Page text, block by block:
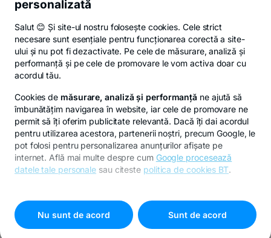
Privacy HubPolitica de confidențialitatePolitica de cookies
© Copyright 2026 Banca Transilvania. Toate drepturile
rezervate.
personalizată
Salut 😊 Și site-ul nostru folosește cookies. Cele strict
necesare sunt esențiale pentru funcționarea corectă a site-
ului și nu pot fi dezactivate. Pe cele de măsurare, analiză și
performanță și pe cele de promovare le vom activa doar cu
acordul tău.
Cookies de măsurare, analiză și performanță ne ajută să
îmbunătățim navigarea în website, iar cele de promovare ne
permit să îți oferim publicitate relevantă. Dacă îți dai acordul
pentru utilizarea acestora, partenerii noștri, precum Google, le
pot folosi pentru personalizarea anunțurilor afișate pe
internet. Află mai multe despre cum Google procesează
datele tale personale sau citeste politica de cookies BT.
cookies"
Nu sunt de acord
Sunt de acord